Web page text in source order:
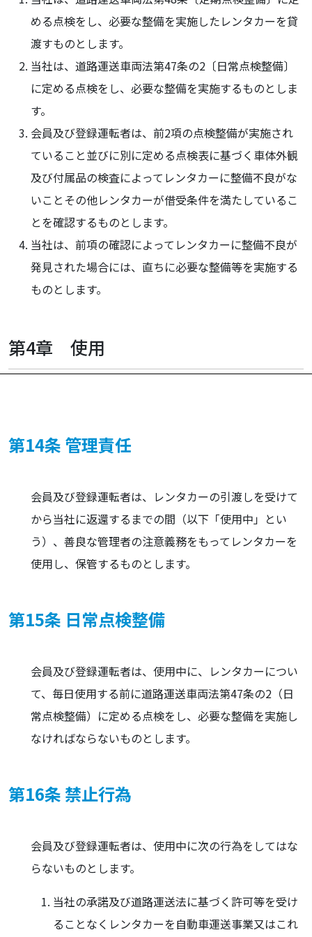
める点検をし、必要な整備を実施したレンタカーを貸
渡すものとします。
当社は、道路運送車両法第47条の2〔日常点検整備〕
に定める点検をし、必要な整備を実施するものとしま
す。
会員及び登録運転者は、前2項の点検整備が実施され
ていること並びに別に定める点検表に基づく車体外観
及び付属品の検査によってレンタカーに整備不良がな
いことその他レンタカーが借受条件を満たしているこ
とを確認するものとします。
当社は、前項の確認によってレンタカーに整備不良が
発見された場合には、直ちに必要な整備等を実施する
ものとします。
第4章 使用
第14条 管理責任
会員及び登録運転者は、レンタカーの引渡しを受けて
から当社に返還するまでの間（以下「使用中」とい
う）、善良な管理者の注意義務をもってレンタカーを
使用し、保管するものとします。
第15条 日常点検整備
会員及び登録運転者は、使用中に、レンタカーについ
て、毎日使用する前に道路運送車両法第47条の2（日
常点検整備）に定める点検をし、必要な整備を実施し
なければならないものとします。
第16条 禁止行為
会員及び登録運転者は、使用中に次の行為をしてはな
らないものとします。
当社の承諾及び道路運送法に基づく許可等を受け
ることなくレンタカーを自動車運送事業又はこれ